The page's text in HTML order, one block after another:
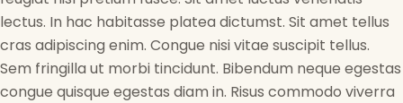
lectus. In hac habitasse platea dictumst. Sit amet tellus
cras adipiscing enim. Congue nisi vitae suscipit tellus.
Sem fringilla ut morbi tincidunt. Bibendum neque egestas
congue quisque egestas diam in. Risus commodo viverra